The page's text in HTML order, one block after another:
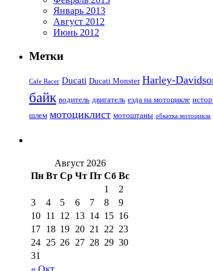
Январь 2013
Август 2012
Июнь 2012
Метки
Cafe Racer Ducati Ducati Monster Harley-
байк водитель двигатель езда на мотоцикле
шлем мотоциклист мотоштаны обкатка мотоцикла
Август 2026
Пн Вт Ср Чт Пт Сб Вс
« Окт
1
2
3
4 5 6 7 8
9
10 11 12 13 14 15 16
17 18 19 20 21 22 23
24 25 26 27 28 29 30
31